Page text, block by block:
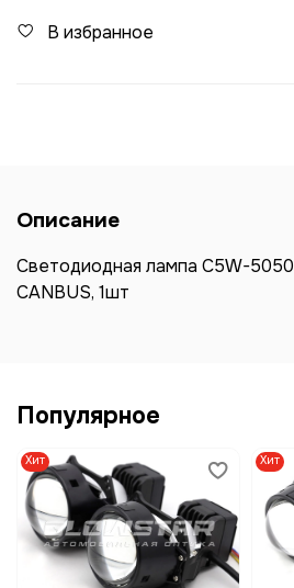
В избранное
Описание
Светодиодная лампа C5W-
CANBUS, 1шт
Популярное
Хит Хит